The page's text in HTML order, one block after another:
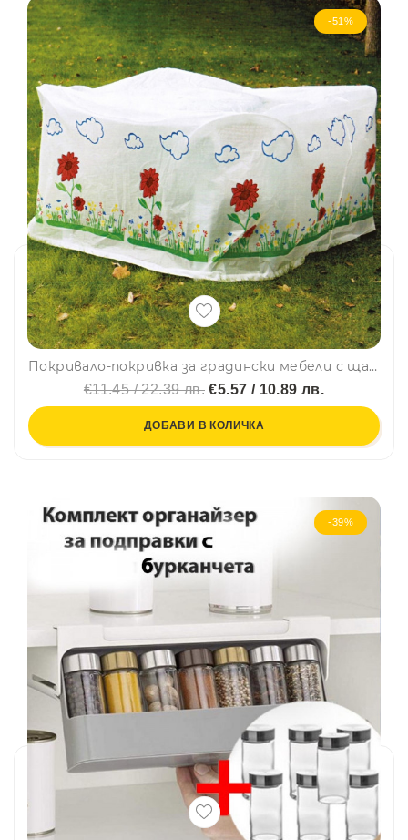
-51%
Покривало-покривка за градински мебели с щампа МАЛКО, 165 х 100 х 70 см
€11.45 / 22.39 лв. €5.57 / 10.89 лв.
ДОБАВИ В КОЛИЧКА
-39%